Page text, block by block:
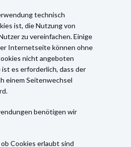
technisch
ist, die Nutzung von
zu vereinfachen. Einige
Internetseite können ohne
nicht angeboten
ist es erforderlich, dass der
einem Seitenwechsel
benötigen wir
Cookies erlaubt sind